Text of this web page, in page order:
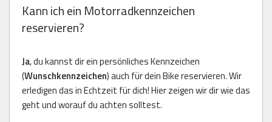
Kann ich ein Motorradkennzeichen
reservieren?
Ja, du kannst dir ein persönliches Kennzeichen
(Wunschkennzeichen) auch für dein Bike reservieren. Wir
erledigen das in Echtzeit für dich! Hier zeigen wir dir wie das
geht und worauf du achten solltest.